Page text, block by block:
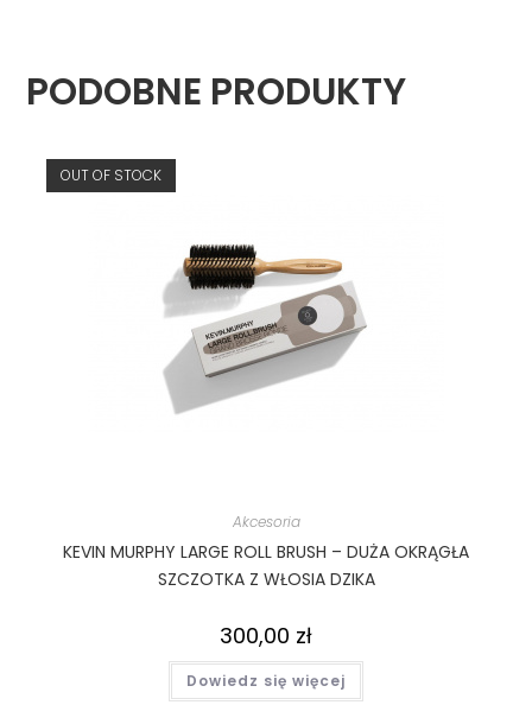
PODOBNE PRODUKTY
OUT OF STOCK
Akcesoria
KEVIN MURPHY LARGE ROLL BRUSH – DUŻA OKRĄGŁA
SZCZOTKA Z WŁOSIA DZIKA
300,00 zł
Dowiedz się więcej